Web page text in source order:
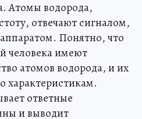
Атомы водорода,
отвечают сигналом,
Понятно, что
человека имеют
атомов водорода, и их
характеристикам.
ответные
и выводит